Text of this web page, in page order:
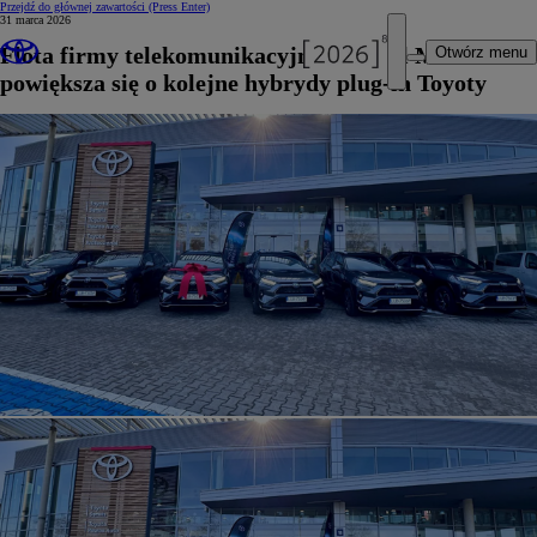
Przejdź do głównej zawartości (Press Enter)
Otwórz menu
31 marca 2026
Flota firmy telekomunikacyjnej Linetel Media
powiększa się o kolejne hybrydy plug-in Toyoty